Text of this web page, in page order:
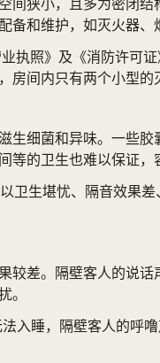
间狭小，且多为密闭
和维护，如灭火器
执照》及《消防许可
间内只有两个小型
生细菌和异味。一些
的卫生也难以保证，
卫生堪忧、隔音效果
较差。隔壁客人的说
。
入睡，隔壁客人的呼